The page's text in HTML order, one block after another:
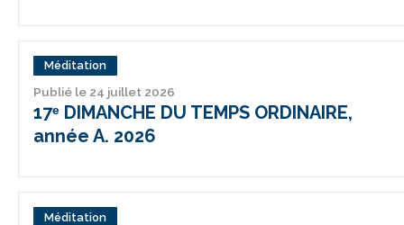
Méditation
Publié le 24 juillet 2026
17ᵉ DIMANCHE DU TEMPS ORDINAIRE,
année A. 2026
Méditation